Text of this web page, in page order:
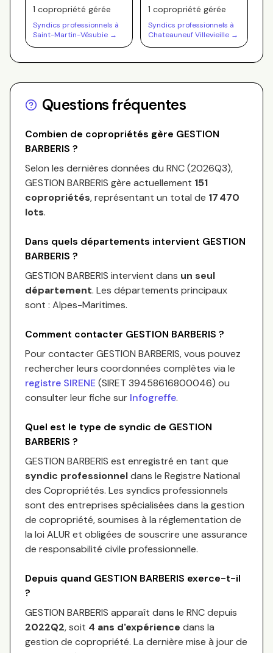
1 copropriété gérée
Syndics professionnels à
Saint-Martin-Vésubie →
1 copropriété gérée
Syndics professionnels à
Chateauneuf Villevieille →
Questions fréquentes
Combien de copropriétés gère GESTION
BARBERIS ?
Selon les dernières données du RNC (2026Q3),
GESTION BARBERIS gère actuellement 151
copropriétés, représentant un total de 17 470
lots.
Dans quels départements intervient GESTION
BARBERIS ?
GESTION BARBERIS intervient dans un seul
département. Les départements principaux
sont : Alpes-Maritimes.
Comment contacter GESTION BARBERIS ?
Pour contacterGESTION BARBERIS, vous pouvez
rechercher leurs coordonnées complètes via le
registre SIRENE (SIRET 39458616800046) ou
consulter leur fiche sur Infogreffe.
Quel est le type de syndic de GESTION
BARBERIS ?
GESTION BARBERIS est enregistré en tant que
syndic professionneldans le Registre National
des Copropriétés. Les syndics professionnels
sont des entreprises spécialisées dans la gestion
de copropriété, soumises à la réglementation de
la loi ALUR et obligées de souscrire une assurance
de responsabilité civile professionnelle.
Depuis quand GESTION BARBERIS exerce-t-il
?
GESTION BARBERIS apparaît dans le RNC depuis
2022Q2, soit 4 ans d'expérience dans la
gestion de copropriété. La dernière mise à jour de